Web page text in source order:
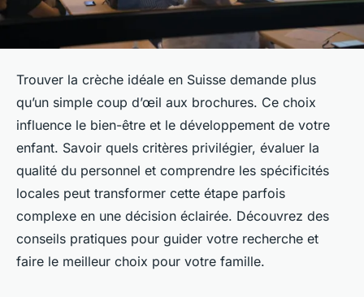
Trouver la crèche idéale en Suisse demande plus
qu’un simple coup d’œil aux brochures. Ce choix
influence le bien-être et le développement de votre
enfant. Savoir quels critères privilégier, évaluer la
qualité du personnel et comprendre les spécificités
locales peut transformer cette étape parfois
complexe en une décision éclairée. Découvrez des
conseils pratiques pour guider votre recherche et
faire le meilleur choix pour votre famille.